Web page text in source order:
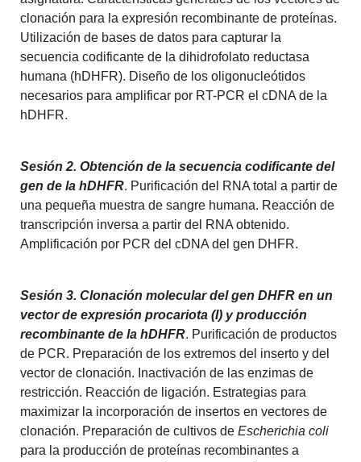
clonación para la expresión recombinante de proteínas.
Utilización de bases de datos para capturar la
secuencia codificante de la dihidrofolato reductasa
humana (hDHFR). Diseño de los oligonucleótidos
necesarios para amplificar por RT-PCR el cDNA de la
hDHFR.
Sesión 2. Obtención de la secuencia codificante del
gen de la hDHFR. Purificación del RNA total a partir de
una pequeña muestra de sangre humana. Reacción de
transcripción inversa a partir del RNA obtenido.
Amplificación por PCR del cDNA del gen DHFR.
Sesión 3. Clonación molecular del gen DHFR en un
vector de expresión procariota (I) y producción
recombinante de la hDHFR. Purificación de productos
de PCR. Preparación de los extremos del inserto y del
vector de clonación. Inactivación de las enzimas de
restricción. Reacción de ligación. Estrategias para
maximizar la incorporación de insertos en vectores de
clonación. Preparación de cultivos deEscherichia coli
para la producción de proteínas recombinantes a